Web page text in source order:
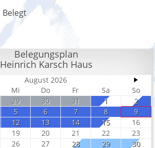
Belegt
Belegungsplan
Heinrich Karsch Haus
August 2026
Mi Do Fr Sa
So
29 30 31 1
2
5 6 7 8
9
12 13 14 15
16
19 20 21 22
23
26 27 28 29
30